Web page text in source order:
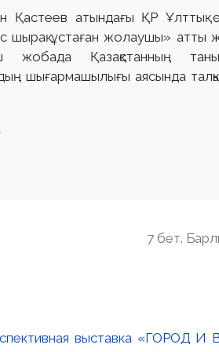
Қастеев атындағы ҚР Ұлттық
шырақ ұстаған жолаушы» атты
жобада Қазақстанның
шығармашылығы аясында
7 бет.